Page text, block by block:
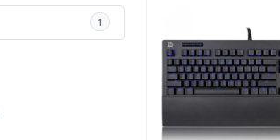
1